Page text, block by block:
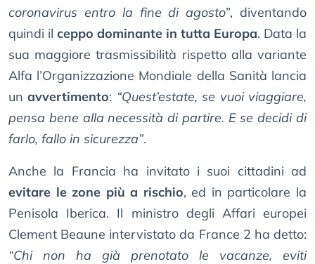
coronavirus entro la fine di agosto”, diventando
quindi il ceppo dominante in tutta Europa. Data la
sua maggiore trasmissibilità rispetto alla variante
Alfa l’Organizzazione Mondiale della Sanità lancia
unavvertimento: “Quest’estate, se vuoi viaggiare,
pensa bene alla necessità di partire. E se decidi di
farlo, fallo in sicurezza”.
Anche la Francia ha invitato i suoi cittadini ad
evitare le zone più a rischio, ed in particolare la
Penisola Iberica. Il ministro degli Affari europei
Clement Beaune intervistato da France 2 ha detto:
“Chi non ha già prenotato le vacanze, eviti